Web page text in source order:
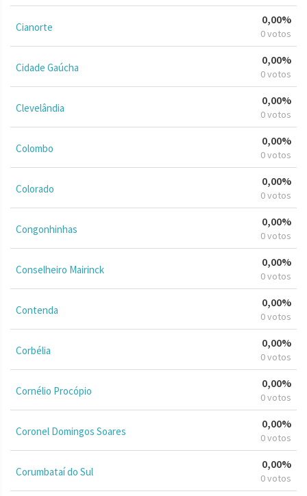
Cianorte
0,00%
0 votos
Cidade Gaúcha
0,00%
0 votos
Clevelândia
0,00%
0 votos
Colombo
0,00%
0 votos
Colorado
0,00%
0 votos
Congonhinhas
0,00%
0 votos
Conselheiro Mairinck
0,00%
0 votos
Contenda
0,00%
0 votos
Corbélia
0,00%
0 votos
Cornélio Procópio
0,00%
0 votos
Coronel Domingos Soares
0,00%
0 votos
Corumbataí do Sul
0,00%
0 votos